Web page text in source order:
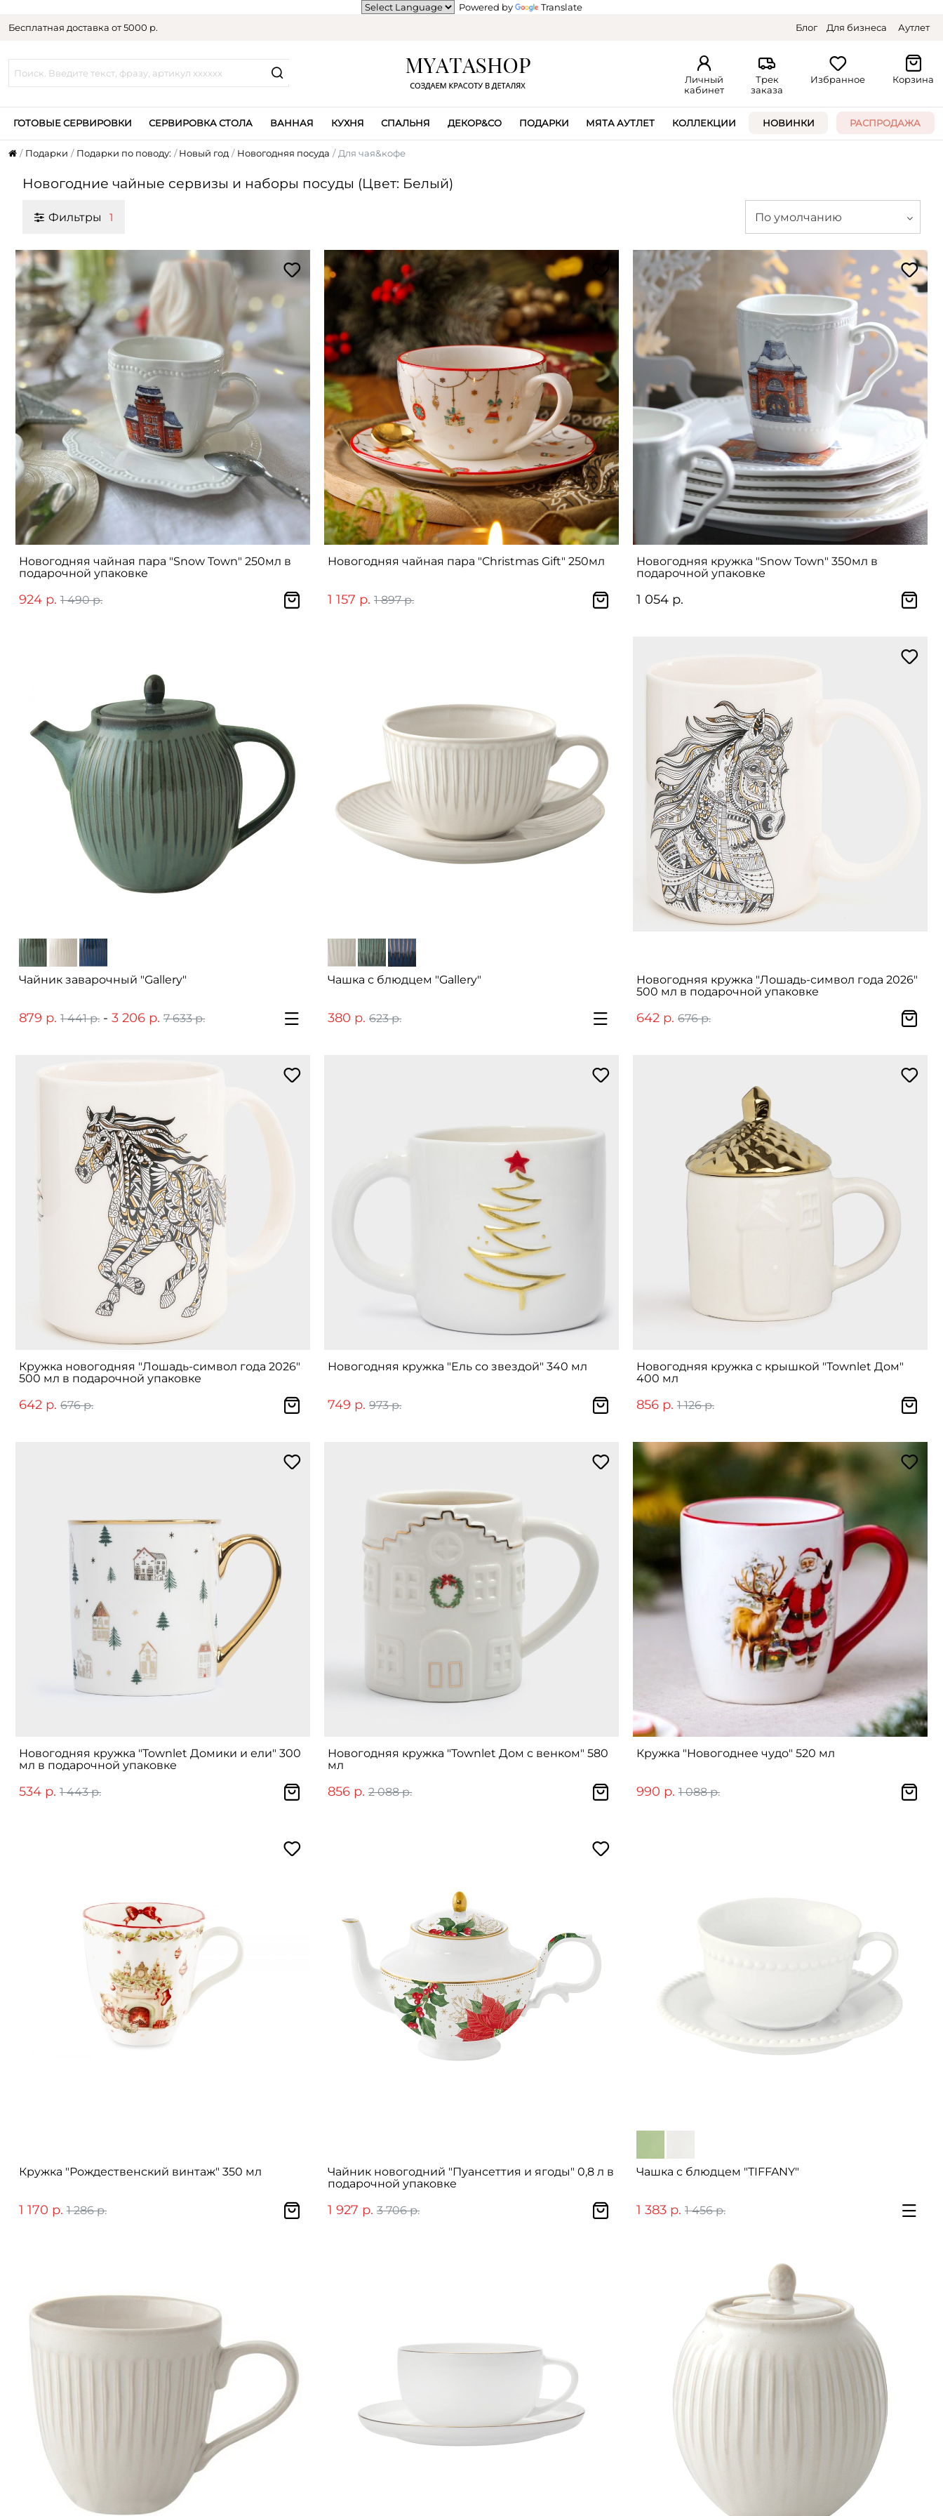
Powered by
Translate
Бесплатная доставка от 5000 р.
Блог Для бизнеса Аутлет
Личный
кабинет
Трек
заказа
Избранное Корзина
ГОТОВЫЕ СЕРВИРОВКИ СЕРВИРОВКА СТОЛА ВАННАЯ КУХНЯ СПАЛЬНЯ ДЕКОР&CO ПОДАРКИ МЯТА АУТЛЕТ КОЛЛЕКЦИИ НОВИНКИ РАСПРОДАЖА
Подарки Подарки по поводу: Новый год Новогодняя посуда Для чая&кофе
Новогодние чайные сервизы и наборы посуды (Цвет: Белый)
Фильтры 1 По умолчанию
Новогодняя чайная пара "Snow Town" 250мл в
подарочной упаковке
924 р. 1 490 р.
Новогодняя чайная пара "Christmas Gift" 250мл
1 157 р. 1 897 р.
Новогодняя кружка "Snow Town" 350мл в
подарочной упаковке
1 054 р.
Чайник заварочный "Gallery"
879 р. 1 441 р. -3 206 р. 7 633 р.
Чашка с блюдцем "Gallery"
380 р. 623 р.
Новогодняя кружка "Лошадь-символ года 2026"
500 мл в подарочной упаковке
642 р. 676 р.
Кружка новогодняя "Лошадь-символ года 2026"
500 мл в подарочной упаковке
642 р. 676 р.
Новогодняя кружка "Ель со звездой" 340 мл
749 р. 973 р.
Новогодняя кружка с крышкой "Townlet Дом"
400 мл
856 р. 1 126 р.
Новогодняя кружка "Townlet Домики и ели" 300
мл в подарочной упаковке
534 р. 1 443 р.
Новогодняя кружка "Townlet Дом с венком" 580
мл
856 р. 2 088 р.
Кружка "Новогоднее чудо" 520 мл
990 р. 1 088 р.
Кружка "Рождественский винтаж" 350 мл
1 170 р. 1 286 р.
Чайник новогодний "Пуансеттия и ягоды" 0,8 л в
подарочной упаковке
1 927 р. 3 706 р.
Чашка с блюдцем "TIFFANY"
1 383 р. 1 456 р.